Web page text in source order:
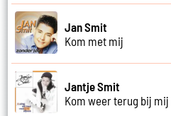
Jan Smit
Kom met mij
Jantje Smit
Kom weer terug bij mij